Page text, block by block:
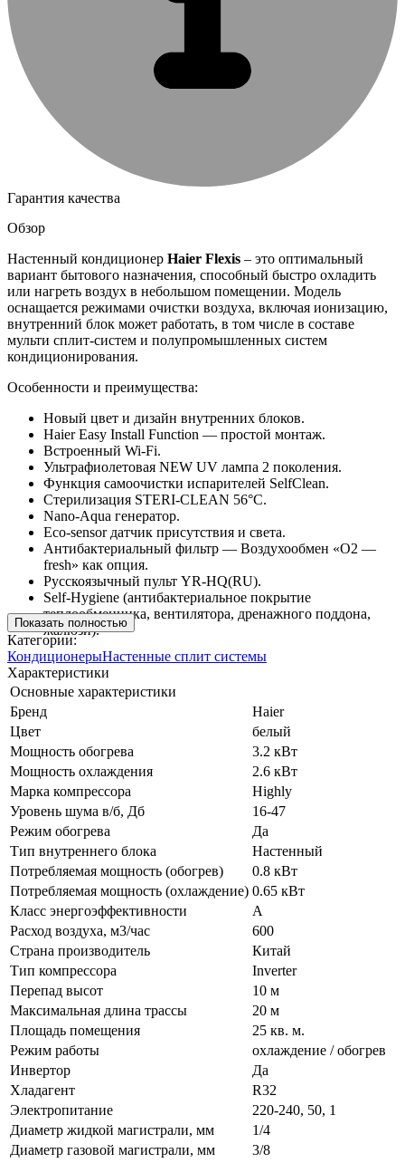
Гарантия качества
Обзор
Настенный кондиционер Haier Flexis – это оптимальный
вариант бытового назначения, способный быстро охладить
или нагреть воздух в небольшом помещении. Модель
оснащается режимами очистки воздуха, включая ионизацию,
внутренний блок может работать, в том числе в составе
мульти сплит-систем и полупромышленных систем
кондиционирования.
Особенности и преимущества:
Новый цвет и дизайн внутренних блоков.
Haier Easy Install Function — простой монтаж.
Встроенный Wi-Fi.
Ультрафиолетовая NEW UV лампа 2 поколения.
Функция самоочистки испарителей SelfClean.
Стерилизация STERI-CLEAN 56°C.
Nano-Aqua генератор.
Eco-sensor датчик присутствия и света.
Антибактериальный фильтр — Воздухообмен «О2 —
fresh» как опция.
Русскоязычный пульт YR-HQ(RU).
Self-Hygiene (антибактериальное покрытие
теплообменника, вентилятора, дренажного поддона,
жалюзи).
Показать полностью
Категории:
КондиционерыНастенные сплит системы
Характеристики
Основные характеристики
Бренд
Haier
Цвет
белый
Мощность обогрева
3.2 кВт
Мощность охлаждения
2.6 кВт
Марка компрессора
Highly
Уровень шума в/б, Дб
16-47
Режим обогрева
Да
Тип внутреннего блока
Настенный
Потребляемая мощность (обогрев)
0.8 кВт
Потребляемая мощность (охлаждение) 0.65 кВт
Класс энергоэффективности
A
Расход воздуха, м3/час
600
Страна производитель
Китай
Тип компрессора
Inverter
Перепад высот
10 м
Максимальная длина трассы
20 м
Площадь помещения
25 кв. м.
Режим работы
охлаждение / обогрев
Инвертор
Да
Хладагент
R32
Электропитание
220-240, 50, 1
Диаметр жидкой магистрали, мм
1/4
Диаметр газовой магистрали, мм
3/8